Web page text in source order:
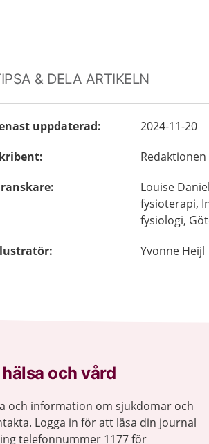
& DELA ARTIKELN
uppdaterad:
2024-11-20
:
: Louise
fysioterapi,
fysiologi,
: Yvonne Heijl
och vård
och information om sjukdomar och
Logga in för att läsa din journal
telefonnummer 1177 för